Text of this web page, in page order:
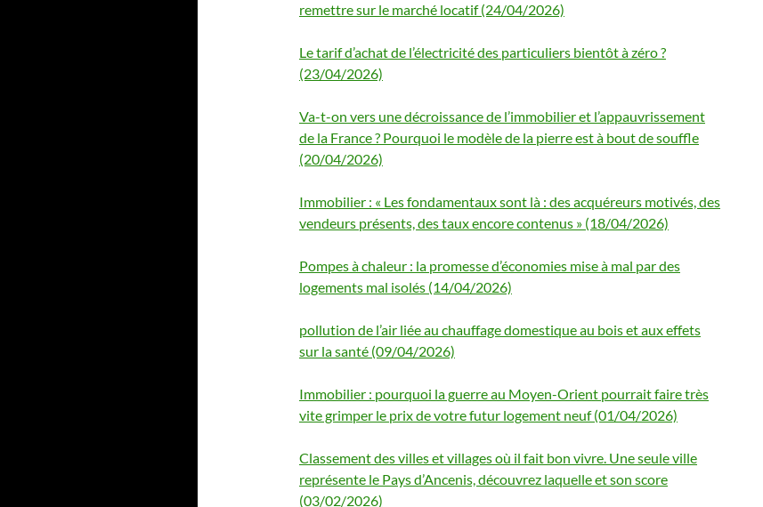
remettre sur le marché locatif (24/04/2026)
Le tarif d’achat de l’électricité des particuliers bientôt à zéro ?
(23/04/2026)
Va-t-on vers une décroissance de l’immobilier et l’appauvrissement
de la France ? Pourquoi le modèle de la pierre est à bout de souffle
(20/04/2026)
Immobilier : « Les fondamentaux sont là : des acquéreurs motivés, des
vendeurs présents, des taux encore contenus » (18/04/2026)
Pompes à chaleur : la promesse d’économies mise à mal par des
logements mal isolés (14/04/2026)
pollution de l’air liée au chauffage domestique au bois et aux effets
sur la santé (09/04/2026)
Immobilier : pourquoi la guerre au Moyen-Orient pourrait faire très
vite grimper le prix de votre futur logement neuf (01/04/2026)
Classement des villes et villages où il fait bon vivre. Une seule ville
représente le Pays d’Ancenis, découvrez laquelle et son score
(03/02/2026)